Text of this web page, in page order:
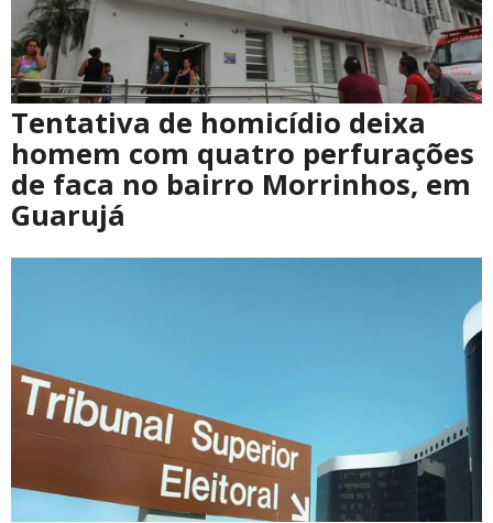
Tentativa de homicídio deixa
homem com quatro perfurações
de faca no bairro Morrinhos, em
Guarujá